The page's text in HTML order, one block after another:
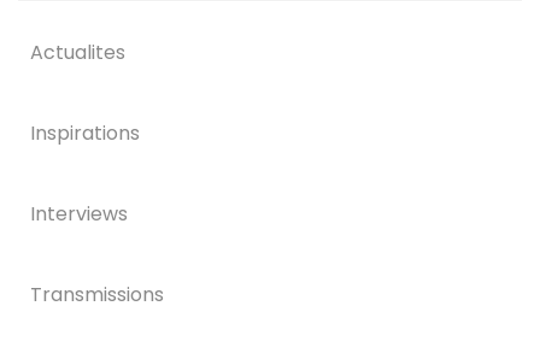
Actualites
Inspirations
Interviews
Transmissions